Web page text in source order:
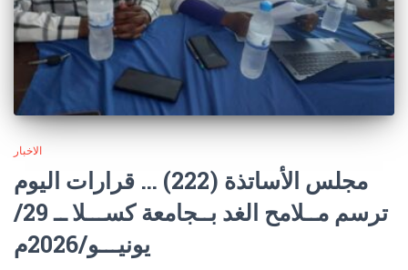
الاخبار
مجلس الأساتذة (222) … قرارات اليوم
ترسم مــلامح الغد بــجامعة كســـلا ــ 29/
يونيـــو/2026م